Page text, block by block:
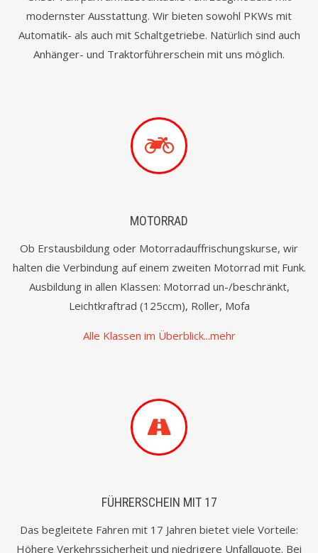
modernster Ausstattung. Wir bieten sowohl PKWs mit
Automatik- als auch mit Schaltgetriebe. Natürlich sind auch
Anhänger- und Traktorführerschein mit uns möglich.
MOTORRAD
Ob Erstausbildung oder Motorradauffrischungskurse, wir
halten die Verbindung auf einem zweiten Motorrad mit Funk.
Ausbildung in allen Klassen: Motorrad un-/beschränkt,
Leichtkraftrad (125ccm), Roller, Mofa
Alle Klassen im Überblick...mehr
FÜHRERSCHEIN MIT 17
Das begleitete Fahren mit 17 Jahren bietet viele Vorteile:
Höhere Verkehrssicherheit und niedrigere Unfallquote. Bei